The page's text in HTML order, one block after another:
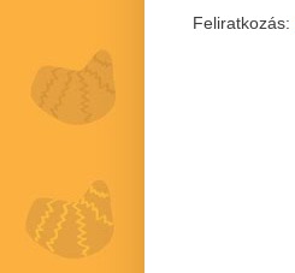
Feliratkozás: